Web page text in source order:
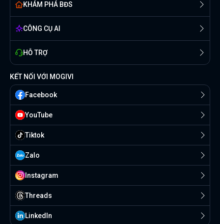
KHÁM PHÁ BĐS
CÔNG CỤ AI
HỖ TRỢ
KẾT NỐI VỚI MOGIVI
Facebook
YouTube
Tiktok
Zalo
Instagram
Threads
Linkedln